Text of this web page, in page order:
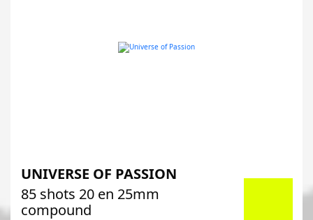
UNIVERSE OF PASSION
85 shots 20 en 25mm
compound